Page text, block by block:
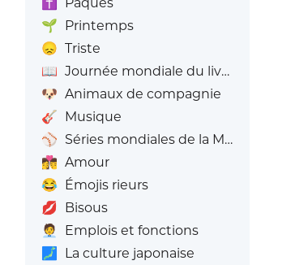
🌱 Printemps
😞 Triste
📖 Journée mondiale du livre
🐶 Animaux de compagnie
🎸 Musique
⚾ Séries mondiales de la MLB
👩‍❤️‍💋‍👨 Amour
😂 Émojis rieurs
💋 Bisous
🧑‍💼
Emplois et fonctions
🗾
La culture japonaise